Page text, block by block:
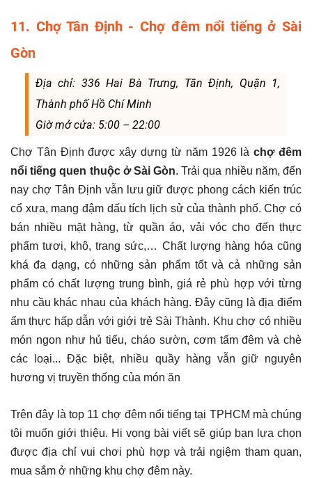
11. Chợ Tân Định - Chợ đêm nổi tiếng ở Sài
Gòn
Địa chỉ: 336 Hai Bà Trưng, Tân Định, Quận 1,
Thành phố Hồ Chí Minh
Giờ mở cửa: 5:00 – 22:00
Chợ Tân Định được xây dựng từ năm 1926 làchợ đêm
nổi tiếng quen thuộc ở Sài Gòn. Trải qua nhiều năm, đến
nay chợ Tân Định vẫn lưu giữ được phong cách kiến trúc
cổ xưa, mang đậm dấu tích lịch sử của thành phố. Chợ có
bán nhiều mặt hàng, từ quần áo, vải vóc cho đến thực
phẩm tươi, khô, trang sức,… Chất lượng hàng hóa cũng
khá đa dạng, có những sản phẩm tốt và cả những sản
phẩm có chất lượng trung bình, giá rẻ phù hợp với từng
nhu cầu khác nhau của khách hàng. Đây cũng là địa điểm
ẩm thực hấp dẫn với giới trẻ Sài Thành. Khu chợ có nhiều
món ngon như hủ tiếu, cháo sườn, cơm tấm đêm và chè
các loại... Đặc biệt, nhiều quầy hàng vẫn giữ nguyên
hương vị truyền thống của món ăn
Trên đây là top 11 chợ đêm nổi tiếng tại TPHCM mà chúng
tôi muốn giới thiệu. Hi vọng bài viết sẽ giúp bạn lựa chọn
được địa chỉ vui chơi phù hợp và trải ngiệm tham quan,
mua sắm ở những khu chợ đêm này.